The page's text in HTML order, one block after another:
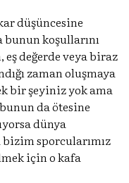
düşüncesine
bunun koşullarını
değerde veya biraz
zaman oluşmaya
bir şeyiniz yok ama
da ötesine
dünya
sporcularımız
için o kafa